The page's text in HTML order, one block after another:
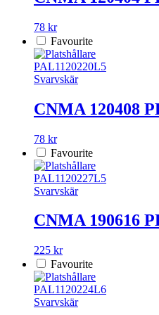
78 kr
Favourite
PAL1120220L5
Svarvskär
CNMA 120408
78 kr
Favourite
PAL1120227L5
Svarvskär
CNMA 190616
225 kr
Favourite
PAL1120224L6
Svarvskär